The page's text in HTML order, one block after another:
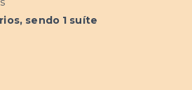
sendo 1 suíte